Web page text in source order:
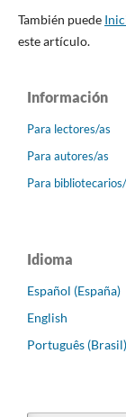
También puede
este artículo.
Información
Para lectores/as
Para autores/as
Para
Idioma
Español (España)
English
Português (Brasil)